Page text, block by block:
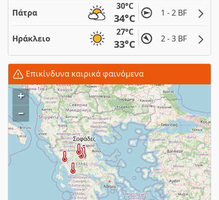
Πάτρα
30°C
34°C 1 - 2 BF
Ηράκλειο
27°C
33°C 2 - 3 BF
Επικίνδυνα καιρικά φαινόμενα
+
–